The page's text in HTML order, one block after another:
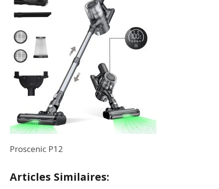
Proscenic P12
Articles Similaires: